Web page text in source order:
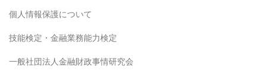
個人情報保護について
技能検定・金融業務能力検定
一般社団法人金融財政事情研究会